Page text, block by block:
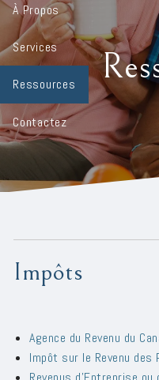
À Propos
Services
Ressources
Contactez
Impôts
Agence du Revenu du
Impôt sur le Revenu des